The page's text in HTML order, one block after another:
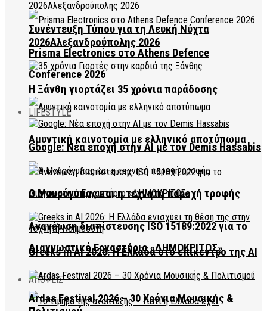
Prisma Electronics στο Athens Defence
Conference 2026
Αμυντική καινοτομία με ελληνικό αποτύπωμα
Ανανέωση διαπίστευσης ISO 15189:2022 για το
Διαγνωστικό Εργαστήριο «ΔΗΜΟΚΡΙΤΟΣ»
ΑΠΟΨΕΙΣ
Συνέντευξη Τύπου για τη Λευκή Νύχτα
2026Αλεξανδρούπολης 2026
Η Ξάνθη γιορτάζει 35 χρόνια παράδοσης
LIFESTYLE
Google: Νέα εποχή στην AI με τον Demis Hassabis
Ο Μαυρόγυπας και η τεχνητή παροχή τροφής
Greeks in AI 2026: Η Ελλάδα στο επίκεντρο της AI
Ardas Festival 2026 – 30 Χρόνια Μουσικής &